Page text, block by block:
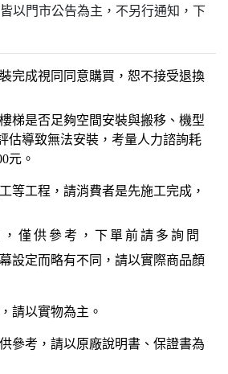
以門市公告為主，不另行通知，下
完成視同同意購買，恕不接受退換
梯是否足夠空間安裝與搬移、機型
估導致無法安裝，考量人力諮詢耗
元。
等工程，請消費者是先施工完成，
僅供參考，下單前請多詢問
設定而略有不同，請以實際商品顏
請以實物為主。
參考，請以原廠說明書、保證書為